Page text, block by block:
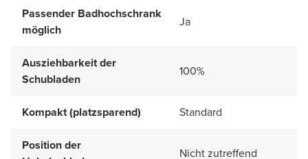
Passender Badhochschrank
möglich
Ja
Ausziehbarkeit der
Schubladen
100%
Kompakt (platzsparend) Standard
Position der
Nicht zutreffend